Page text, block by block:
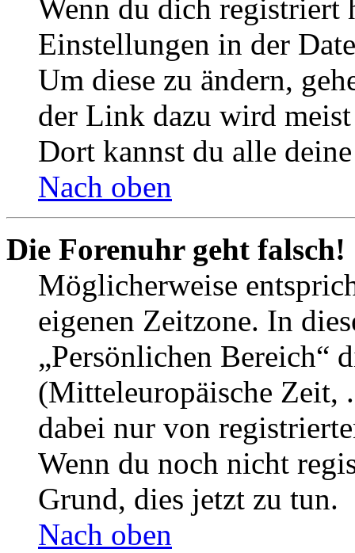
Wenn du dich registriert
Einstellungen in der
Um diese zu ändern,
der Link dazu wird
Dort kannst du alle
Nach oben
Die Forenuhr geht falsch!
Möglicherweise
eigenen Zeitzone. In
„Persönlichen Bereich“
(Mitteleuropäische Zeit,
dabei nur von
Wenn du noch nicht
Grund, dies jetzt zu tun.
Nach oben